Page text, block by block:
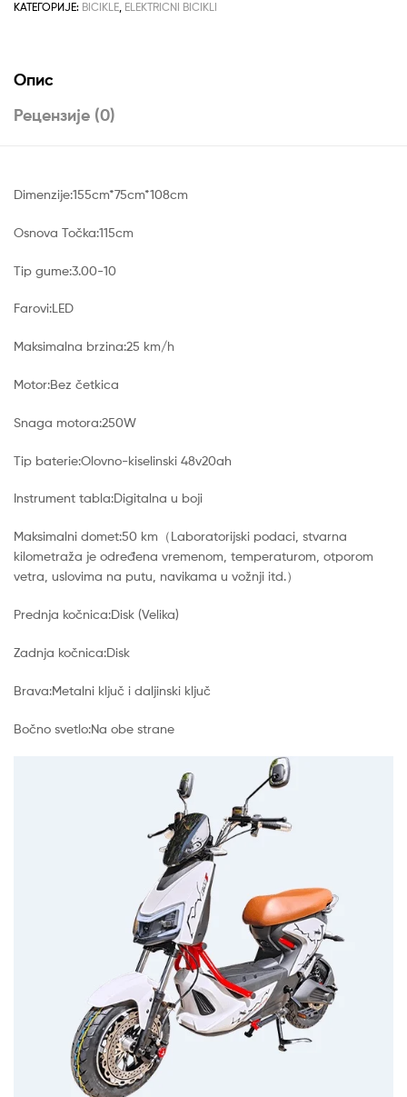
КАТЕГОРИЈЕ: BICIKLE, ELEKTRICNI BICIKLI
Опис
Рецензије (0)
Dimenzije:155cm*75cm*108cm
Osnova Točka:115cm
Tip gume:3.00-10
Farovi:LED
Maksimalna brzina:25 km/h
Motor:Bez četkica
Snaga motora:250W
Tip baterie:Olovno-kiselinski 48v20ah
Instrument tabla:Digitalna u boji
Maksimalni domet:50 km（Laboratorijski podaci, stvarna
kilometraža je određena vremenom, temperaturom, otporom
vetra, uslovima na putu, navikama u vožnji itd.）
Prednja kočnica:Disk (Velika)
Zadnja kočnica:Disk
Brava:Metalni ključ i daljinski ključ
Bočno svetlo:Na obe strane